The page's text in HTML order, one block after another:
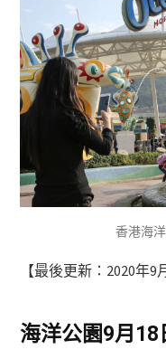
香港海
【最後更新：2020年
海洋公園9月18